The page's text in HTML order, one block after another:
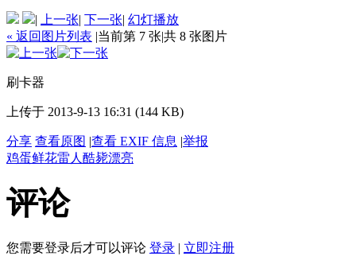
| 上一张| 下一张| 幻灯播放
« 返回图片列表 |当前第 7 张|共 8 张图片
刷卡器
上传于 2013-9-13 16:31 (144 KB)
分享 查看原图 |查看 EXIF 信息 |举报
鸡蛋鲜花雷人 酷毙漂亮
评论
您需要登录后才可以评论 登录 | 立即注册